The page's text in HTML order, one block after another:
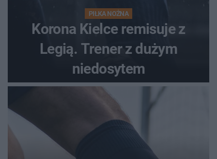
PIŁKA NOŻNA
Korona Kielce remisuje z
Legią. Trener z dużym
niedosytem